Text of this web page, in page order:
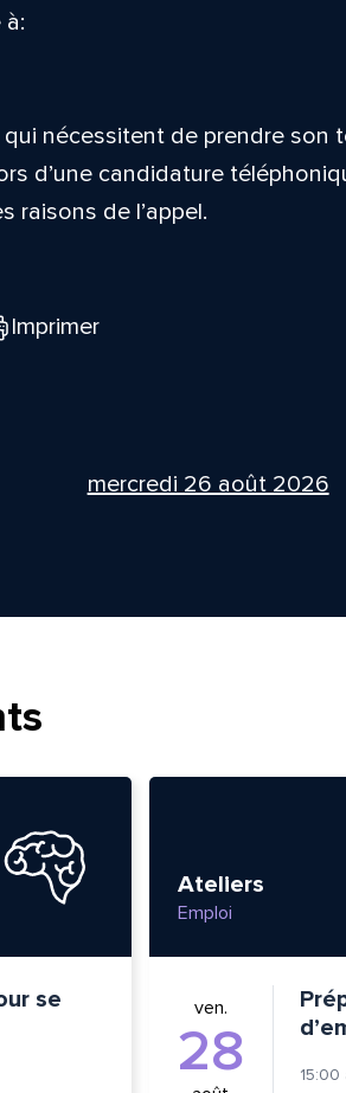
nécessitent de prendre son
d’une candidature
raisons de l’appel.
Imprimer
mercredi 26 août 2026
se
Ateliers
Emploi
ven.
28 15:00